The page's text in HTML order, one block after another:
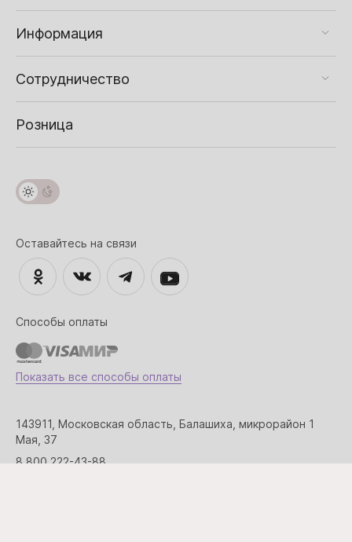
Информация
Сотрудничество
Розница
Способы оплаты
Показать все способы оплаты
143911, Московская область, Балашиха, микрорайон 1
Мая, 37
8 800 222-43-88
Оставайтесь на связи